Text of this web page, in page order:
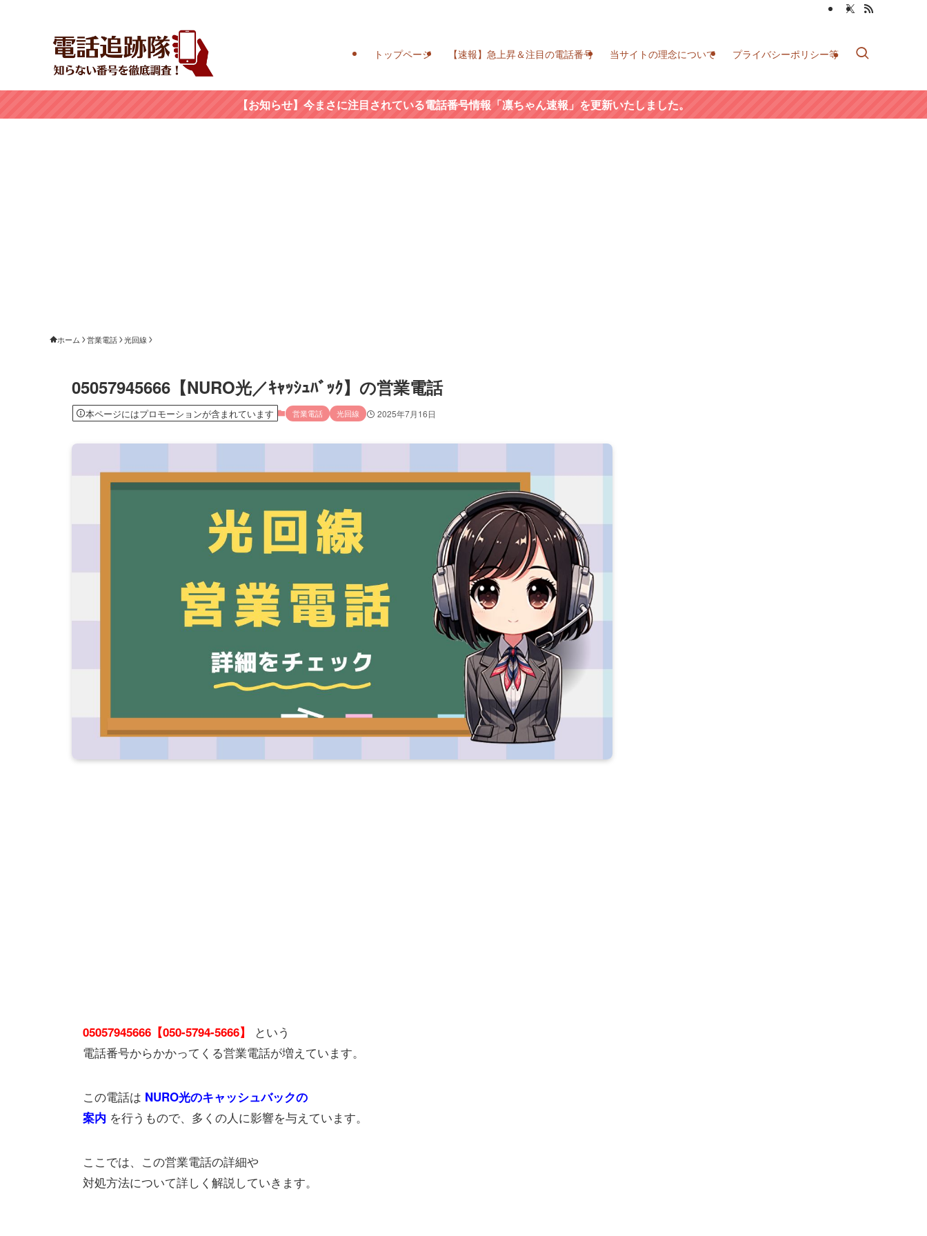
トップページ 【速報】急上昇＆注目の電話番号 当サイトの理念について プライバシーポリシー等
【お知らせ】今まさに注目されている電話番号情報「凛ちゃん速報」を更新いたしました。
ホーム 営業電話 光回線
05057945666【NURO光／ｷｬｯｼｭﾊﾞｯｸ】の営業電話
本ページにはプロモーションが含まれています 営業電話 光回線 2025年7月16日
05057945666【050-5794-5666】
という
電話番号からかかってくる営業電話が増えています。
この電話は NURO光のキャッシュバックの
案内 を行うもので、多くの人に影響を与えています。
ここでは、この営業電話の詳細や
対処方法について詳しく解説していきます。